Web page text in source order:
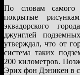
По словам самого
покрытые
эквадорского
джунглей
утверждал, что от
система таких
200 километров.
Эрих фон Дэникен в